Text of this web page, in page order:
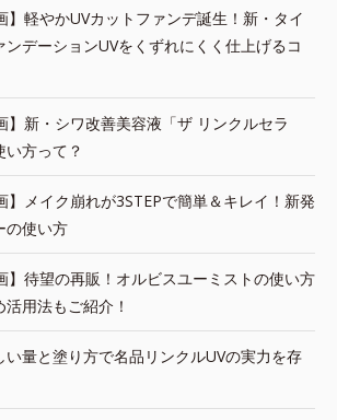
】軽やかUVカットファンデ誕生！新・タイ
デーションUVをくずれにくく仕上げるコ
】新・シワ改善美容液「ザ リンクルセラ
方って？
】メイク崩れが3STEPで簡単＆キレイ！新発
の使い方
】待望の再販！オルビスユーミストの使い方
活用法もご紹介！
い量と塗り方で名品リンクルUVの実力を存